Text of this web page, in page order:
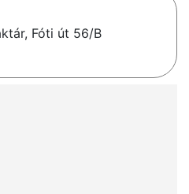
Fóti út 56/B